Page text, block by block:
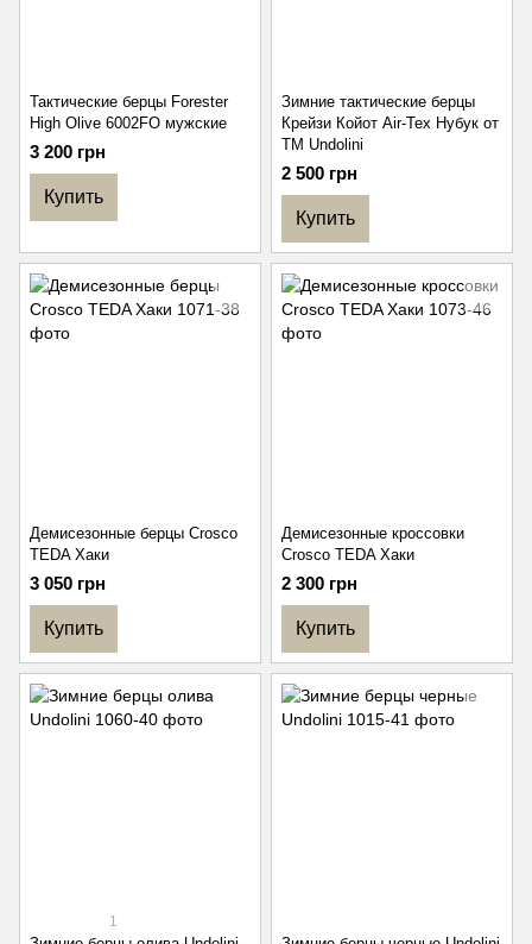
Тактические берцы Forester
High Olive 6002FO мужские
3 200 грн
Купить
Зимние тактические берцы
Крейзи Койот Air-Tex Нубук от
TM Undolini
2 500 грн
Купить
Демисезонные берцы Crosco
TEDA Хаки
3 050 грн
Купить
Демисезонные кроссовки
Crosco TEDA Хаки
2 300 грн
Купить
1